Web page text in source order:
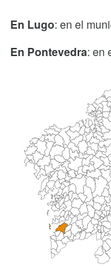
En Lugo: en el
En Pontevedra: en